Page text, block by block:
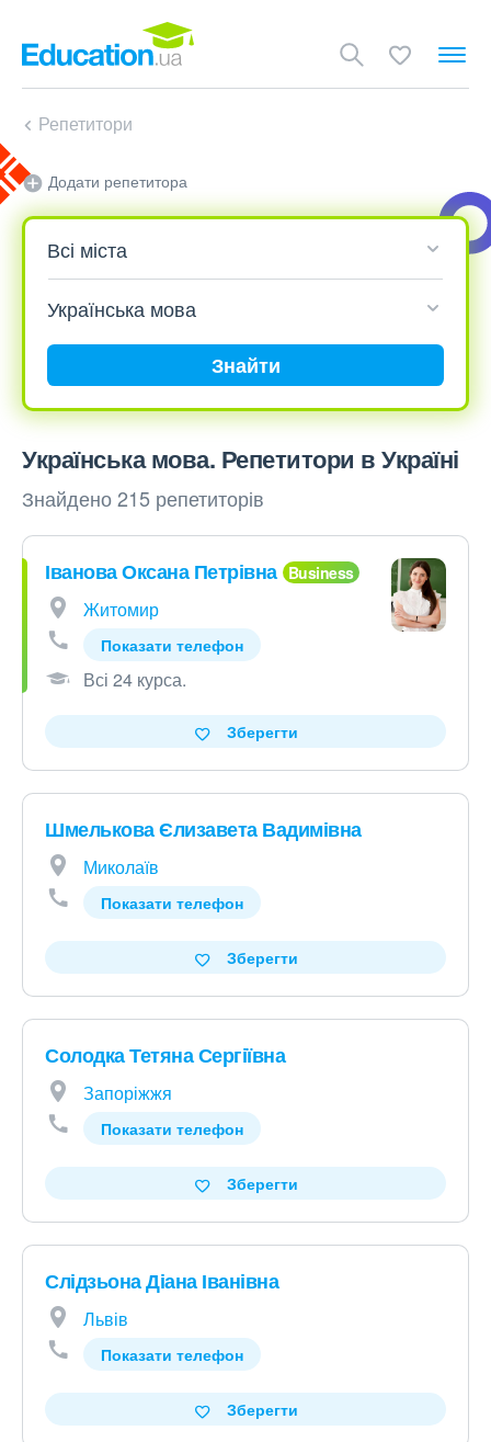
Репетитори
Додати репетитора
Знайти
Українська мова. Репетитори в Україні
Знайдено 215 репетиторів
Іванова Оксана Петрівна
Житомир
Показати телефон
Всі 24 курса.
Зберегти
Шмелькова Єлизавета Вадимівна
Миколаїв
Показати телефон
Зберегти
Солодка Тетяна Сергіївна
Запоріжжя
Показати телефон
Зберегти
Слідзьона Діана Іванівна
Львів
Показати телефон
Зберегти